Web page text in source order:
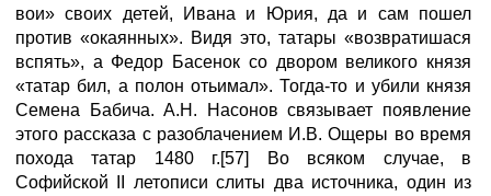
вои» своих детей, Ивана и Юрия, да и сам пошел
против «окаянных». Видя это, татары «возвратишася
вспять», а Федор Басенок со двором великого князя
«татар бил, а полон отьимал». Тогда-то и убили князя
Семена Бабича. А.Н. Насонов связывает появление
этого рассказа с разоблачением И.В. Ощеры во время
похода татар 1480 г.[57] Во всяком случае, в
Софийской II летописи слиты два источника, один из